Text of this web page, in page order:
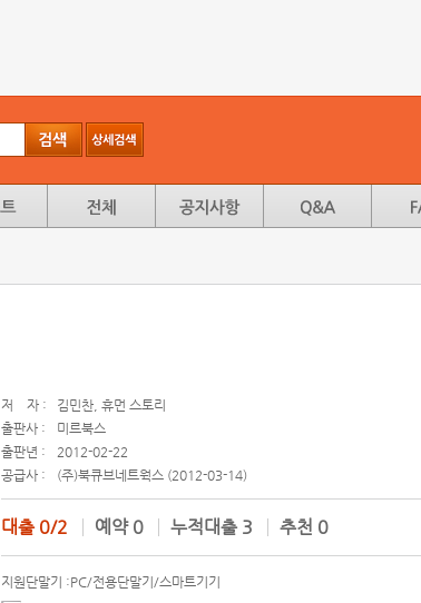
저 자 :
김민찬, 휴먼 스토리
출판사 :
미르북스
출판년 :
2012-02-22
공급사 :
(주)북큐브네트웍스 (2012-03-14)
대출 0/2 예약 0 누적대출 3 추천 0
지원단말기 :PC/전용단말기/스마트기기